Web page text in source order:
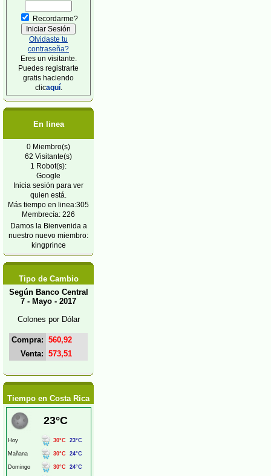
Recordarme?
Olvidaste tu
contraseña?
Eres un visitante.
Puedes registrarte
gratis haciendo
clicaquí.
En linea
0 Miembro(s)
62 Visitante(s)
1 Robot(s):
Google
Inicia sesión para ver
quien está.
Más tiempo en linea:305
Membrecía: 226
Damos la Bienvenida a
nuestro nuevo miembro:
kingprince
Tipo de Cambio
Según Banco Central
7 - Mayo - 2017
Colones por Dólar
Compra: 560,92
Venta: 573,51
Tiempo en Costa Rica